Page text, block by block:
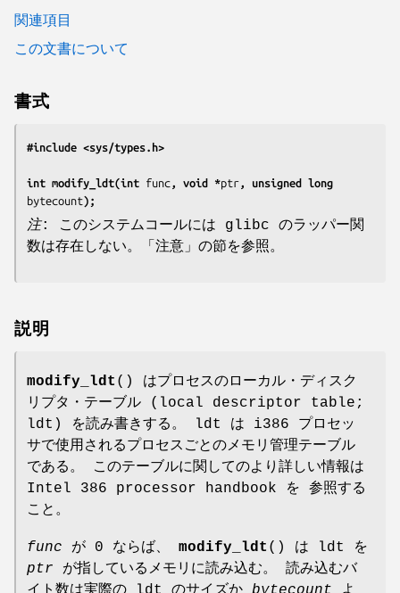
関連項目
この文書について
書式
#include <sys/types.h>
int modify_ldt(int func , void *ptr
bytecount);
注: このシステムコールには glibc のラッパー関
数は存在しない。「注意」の節を参照。
説明
modify_ldt () はプロセスのローカル・ディスク
リプタ・テーブル (local descriptor table;
ldt) を読み書きする。 ldt は i386 プロセッ
サで使用されるプロセスごとのメモリ管理テーブル
である。 このテーブルに関してのより詳しい情報は
Intel 386 processor handbook を 参照する
こと。
func が 0 ならば、 modify_ldt () は ldt を
ptr が指しているメモリに読み込む。 読み込むバ